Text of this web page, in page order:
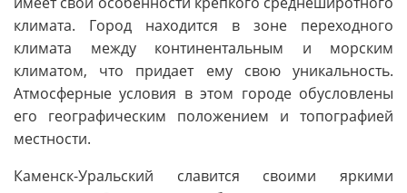
климата. Город находится в зоне переходного
климата между континентальным и морским
климатом, что придает ему свою уникальность.
Атмосферные условия в этом городе обусловлены
его географическим положением и топографией
местности.
Каменск-Уральский славится своими яркими